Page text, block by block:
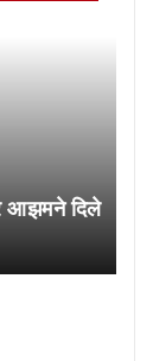
आझमने दिले